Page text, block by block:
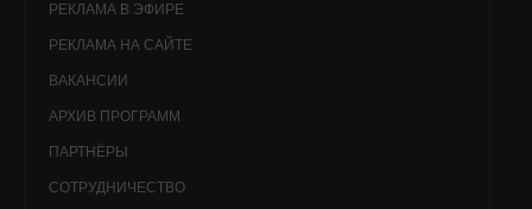
РЕКЛАМА В ЭФИРЕ
РЕКЛАМА НА САЙТЕ
ВАКАНСИИ
АРХИВ ПРОГРАММ
ПАРТНЁРЫ
СОТРУДНИЧЕСТВО